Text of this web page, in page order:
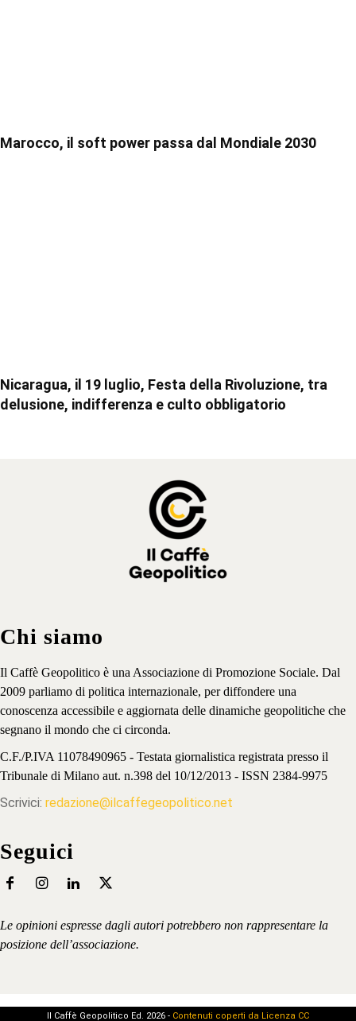
Marocco, il soft power passa dal Mondiale 2030
Nicaragua, il 19 luglio, Festa della Rivoluzione, tra
delusione, indifferenza e culto obbligatorio
Chi siamo
Il Caffè Geopolitico è una Associazione di Promozione Sociale. Dal
2009 parliamo di politica internazionale, per diffondere una
conoscenza accessibile e aggiornata delle dinamiche geopolitiche che
segnano il mondo che ci circonda.
C.F./P.IVA 11078490965 - Testata giornalistica registrata presso il
Tribunale di Milano aut. n.398 del 10/12/2013 - ISSN 2384-9975
Scrivici: redazione@ilcaffegeopolitico.net
Seguici
Le opinioni espresse dagli autori potrebbero non rappresentare la
posizione dell’associazione.
Il Caffè Geopolitico Ed. 2026 - Contenuti coperti da Licenza CC